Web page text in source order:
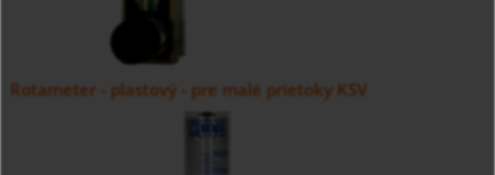
Rotameter - plastový - pre malé prietoky KSV